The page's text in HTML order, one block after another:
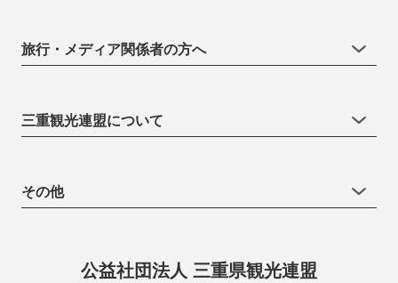
旅行・メディア関係者の方へ
三重観光連盟について
その他
公益社団法人 三重県観光連盟